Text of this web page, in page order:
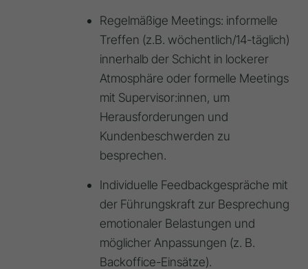
Regelmäßige Meetings: informelle
Treffen (z.B. wöchentlich/14-täglich)
innerhalb der Schicht in lockerer
Atmosphäre oder formelle Meetings
mit Supervisor:innen, um
Herausforderungen und
Kundenbeschwerden zu
besprechen.
Individuelle Feedbackgespräche mit
der Führungskraft zur Besprechung
emotionaler Belastungen und
möglicher Anpassungen (z. B.
Backoffice-Einsätze).